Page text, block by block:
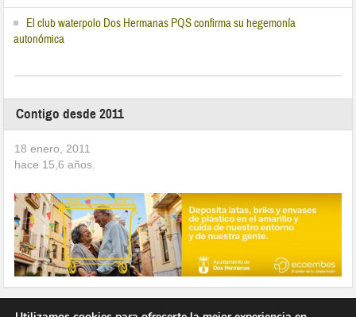
El club waterpolo Dos Hermanas PQS confirma su hegemonía
autonómica
Contigo desde 2011
18 enero, 2011
hace 15,6 años.